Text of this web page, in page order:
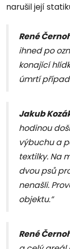
narušil její
René
ihned po
konající
úmrtí
Jakub
hodinou
výbuchu a
textilky. Na
dvou psů
nenašli.
objektu.”
René